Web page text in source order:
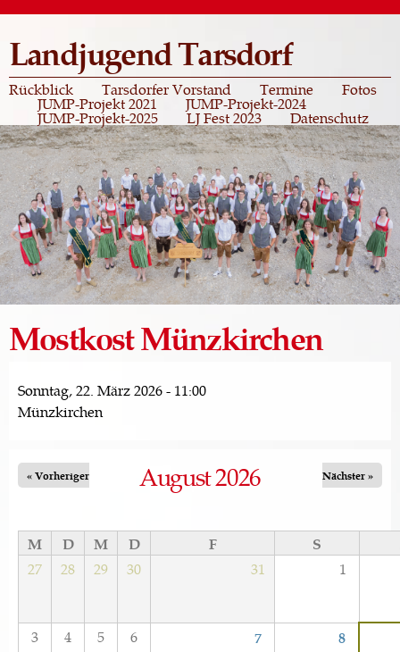
Direkt
Inhalt
Landjugend Tarsdorf
Rückblick Tarsdorfer Vorstand Termine Fotos
JUMP-Projekt 2021 JUMP-Projekt-2024
JUMP-Projekt-2025 LJ Fest 2023 Datenschutz
Mostkost Münzkirchen
Sonntag, 22. März 2026 - 11:00
Münzkirchen
August 2026
« Vorheriger Nächster »
M D M D F S
27 28 29 30 31 1
3 4 5 6 7 8